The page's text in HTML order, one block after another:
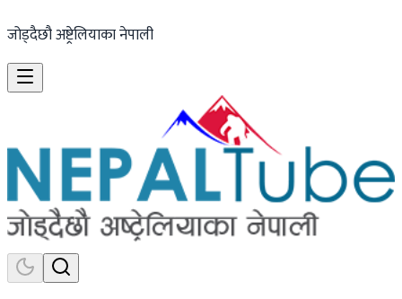
जोड्दैछौ अष्ट्रेलियाका नेपाली